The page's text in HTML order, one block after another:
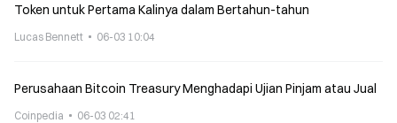
Token untuk Pertama Kalinya dalam Bertahun-tahun
Lucas Bennett 06-03 10:04
Perusahaan Bitcoin Treasury Menghadapi Ujian Pinjam atau Jual
Coinpedia 06-03 02:41